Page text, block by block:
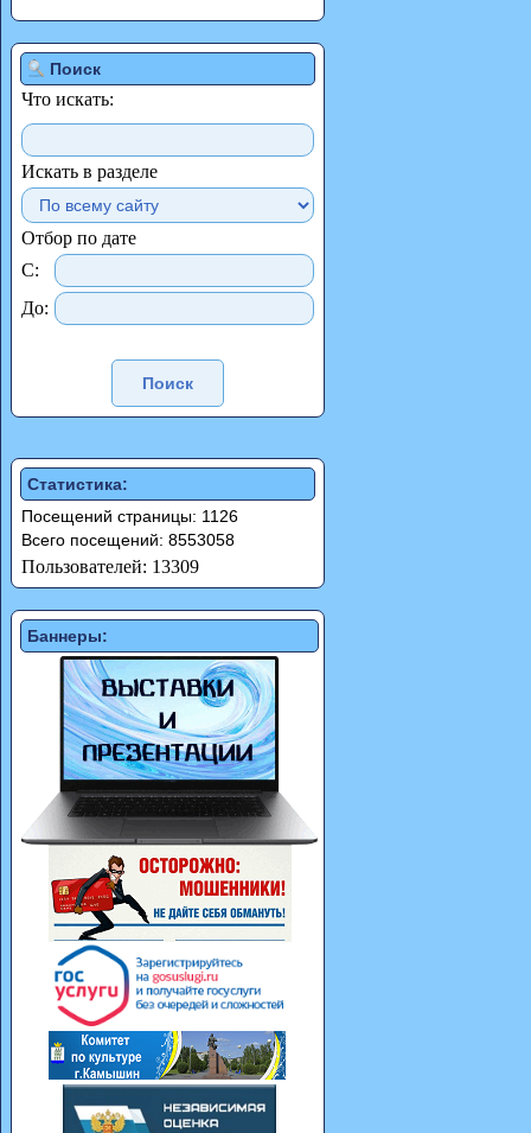
Поиск
Что искать:
Искать в разделе
Отбор по дате
С:
До:
Статистика:
Посещений страницы: 1126
Всего посещений: 8553058
Пользователей: 13309
Баннеры: